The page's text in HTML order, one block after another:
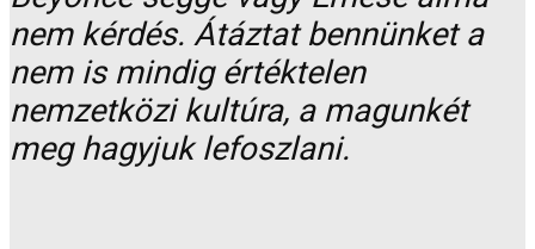
nem kérdés. Átáztat bennünket a
nem is mindig értéktelen
nemzetközi kultúra, a magunkét
meg hagyjuk lefoszlani.